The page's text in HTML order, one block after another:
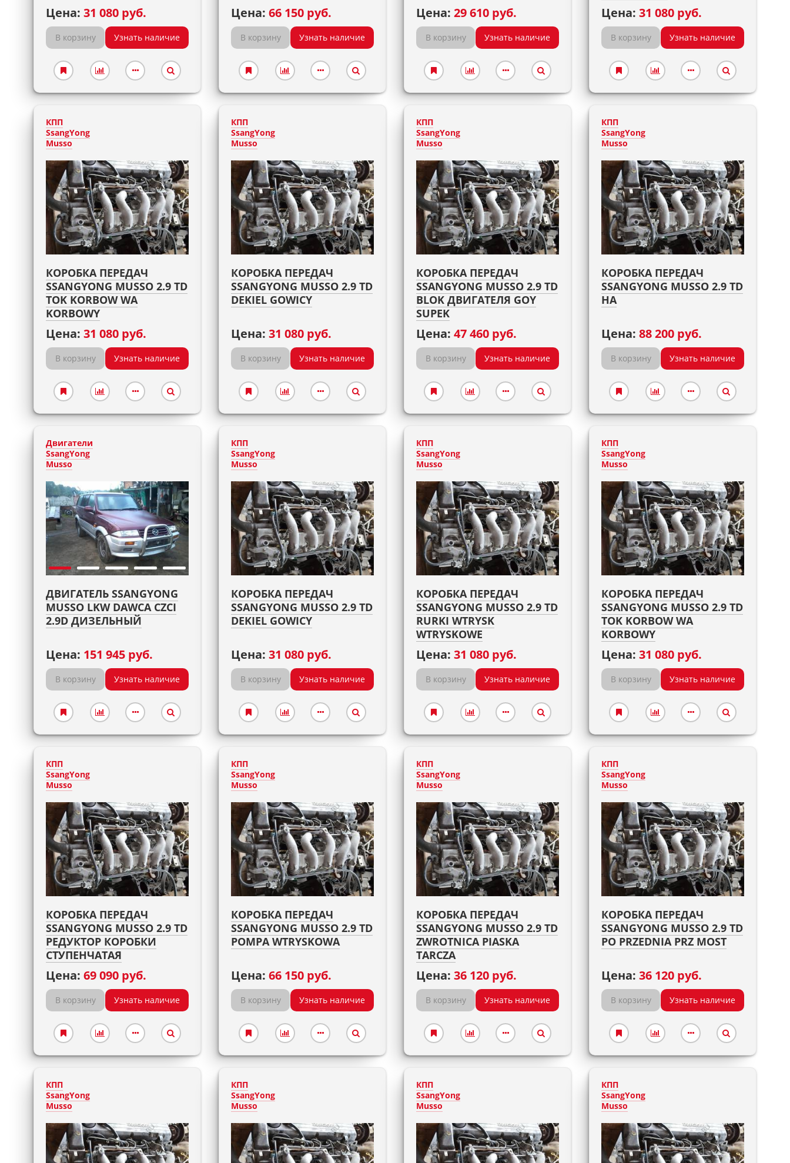
Цена: 31 080 руб.
В корзину Узнать наличие
Цена: 66 150 руб.
В корзину Узнать наличие
Цена: 29 610 руб.
В корзину Узнать наличие
Цена: 31 080 руб.
В корзину Узнать наличие
КПП
SsangYong
Musso
КОРОБКА ПЕРЕДАЧ
SSANGYONG MUSSO 2.9 TD
TOK KORBOW WA
KORBOWY
Цена: 31 080 руб.
В корзину Узнать наличие
КПП
SsangYong
Musso
КОРОБКА ПЕРЕДАЧ
SSANGYONG MUSSO 2.9 TD
DEKIEL GOWICY
Цена: 31 080 руб.
В корзину Узнать наличие
КПП
SsangYong
Musso
КОРОБКА ПЕРЕДАЧ
SSANGYONG MUSSO 2.9 TD
BLOK ДВИГАТЕЛЯ GOY
SUPEK
Цена: 47 460 руб.
В корзину Узнать наличие
КПП
SsangYong
Musso
КОРОБКА ПЕРЕДАЧ
SSANGYONG MUSSO 2.9 TD
НА
Цена: 88 200 руб.
В корзину Узнать наличие
Двигатели
SsangYong
Musso
ДВИГАТЕЛЬ SSANGYONG
MUSSO LKW DAWCA CZCI
2.9D ДИЗЕЛЬНЫЙ
Цена: 151 945 руб.
В корзину Узнать наличие
КПП
SsangYong
Musso
КОРОБКА ПЕРЕДАЧ
SSANGYONG MUSSO 2.9 TD
DEKIEL GOWICY
Цена: 31 080 руб.
В корзину Узнать наличие
КПП
SsangYong
Musso
КОРОБКА ПЕРЕДАЧ
SSANGYONG MUSSO 2.9 TD
RURKI WTRYSK
WTRYSKOWE
Цена: 31 080 руб.
В корзину Узнать наличие
КПП
SsangYong
Musso
КОРОБКА ПЕРЕДАЧ
SSANGYONG MUSSO 2.9 TD
TOK KORBOW WA
KORBOWY
Цена: 31 080 руб.
В корзину Узнать наличие
КПП
SsangYong
Musso
КОРОБКА ПЕРЕДАЧ
SSANGYONG MUSSO 2.9 TD
РЕДУКТОР КОРОБКИ
СТУПЕНЧАТАЯ
Цена: 69 090 руб.
В корзину Узнать наличие
КПП
SsangYong
Musso
КОРОБКА ПЕРЕДАЧ
SSANGYONG MUSSO 2.9 TD
POMPA WTRYSKOWA
Цена: 66 150 руб.
В корзину Узнать наличие
КПП
SsangYong
Musso
КОРОБКА ПЕРЕДАЧ
SSANGYONG MUSSO 2.9 TD
ZWROTNICA PIASKA
TARCZA
Цена: 36 120 руб.
В корзину Узнать наличие
КПП
SsangYong
Musso
КОРОБКА ПЕРЕДАЧ
SSANGYONG MUSSO 2.9 TD
PO PRZEDNIA PRZ MOST
Цена: 36 120 руб.
В корзину Узнать наличие
КПП
SsangYong
Musso
КПП
SsangYong
Musso
КПП
SsangYong
Musso
КПП
SsangYong
Musso